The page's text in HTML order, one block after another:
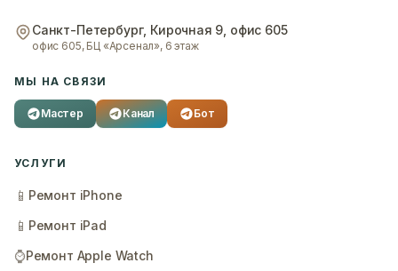
Санкт-Петербург, Кирочная 9, офис 605
офис 605, БЦ «Арсенал», 6 этаж
МЫ НА СВЯЗИ
Мастер Канал Бот
УСЛУГИ
📱 Ремонт iPhone
📱 Ремонт iPad
⌚Ремонт Apple Watch